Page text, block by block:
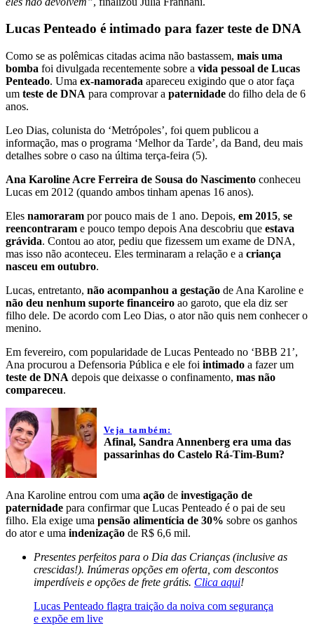
Lucas Penteado é intimado para fazer teste de DNA
Como se as polêmicas citadas acima não bastassem, mais uma
bomba foi divulgada recentemente sobre a vida pessoal de Lucas
Penteado. Uma ex-namorada apareceu exigindo que o ator faça
um teste de DNA para comprovar a paternidade do filho dela de 6
anos.
Leo Dias, colunista do ‘Metrópoles’, foi quem publicou a
informação, mas o programa ‘Melhor da Tarde’, da Band, deu mais
detalhes sobre o caso na última terça-feira (5).
Ana Karoline Acre Ferreira de Sousa do Nascimento conheceu
Lucas em 2012 (quando ambos tinham apenas 16 anos).
Eles namoraram por pouco mais de 1 ano. Depois, em 2015, se
reencontraram e pouco tempo depois Ana descobriu que estava
grávida. Contou ao ator, pediu que fizessem um exame de DNA,
mas isso não aconteceu. Eles terminaram a relação e a criança
nasceu em outubro.
Lucas, entretanto, não acompanhou a gestação de Ana Karoline e
não deu nenhum suporte financeiro ao garoto, que ela diz ser
filho dele. De acordo com Leo Dias, o ator não quis nem conhecer o
menino.
Em fevereiro, com popularidade de Lucas Penteado no ‘BBB 21’,
Ana procurou a Defensoria Pública e ele foi intimado a fazer um
teste de DNA depois que deixasse o confinamento, mas não
compareceu.
Veja também:
Afinal, Sandra Annenberg era uma das
passarinhas do Castelo Rá-Tim-Bum?
Ana Karoline entrou com uma ação de investigação de
paternidade para confirmar que Lucas Penteado é o pai de seu
filho. Ela exige uma pensão alimentícia de 30% sobre os ganhos
do ator e uma indenização de R$ 6,6 mil.
Presentes perfeitos para o Dia das Crianças (inclusive as
crescidas!). Inúmeras opções em oferta, com descontos
imperdíveis e opções de frete grátis. Clica aqui!
Lucas Penteado flagra traição da noiva com segurança
e expõe em live